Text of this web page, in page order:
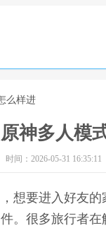
么样进
原神多人模
时间：2026-05-31 16:35:11
想要进入好友
。很多旅行者